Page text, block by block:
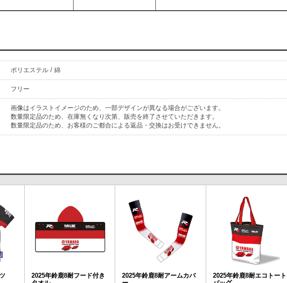
ポリエステル / 綿
フリー
画像はイラストイメージのため、一部デザインが異なる場合がございます。
数量限定品のため、在庫無くなり次第、販売を終了させていただきます。
数量限定品のため、お客様のご都合による返品・交換はお受けできません。
2025年鈴鹿8耐フード付き
2025年鈴鹿8耐アームカバ
2025年鈴鹿8耐エコトート